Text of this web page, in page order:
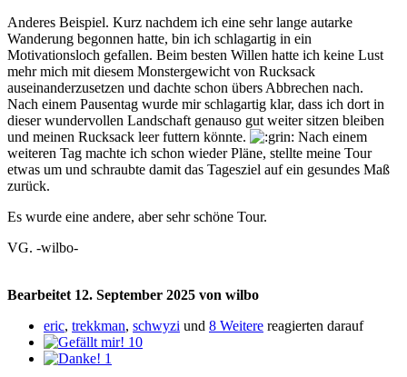
Anderes Beispiel. Kurz nachdem ich eine sehr lange autarke
Wanderung begonnen hatte, bin ich schlagartig in ein
Motivationsloch gefallen. Beim besten Willen hatte ich keine Lust
mehr mich mit diesem Monstergewicht von Rucksack
auseinanderzusetzen und dachte schon übers Abbrechen nach.
Nach einem Pausentag wurde mir schlagartig klar, dass ich dort in
dieser wundervollen Landschaft genauso gut weiter sitzen bleiben
und meinen Rucksack leer futtern könnte.
Nach einem
weiteren Tag machte ich schon wieder Pläne, stellte meine Tour
etwas um und schraubte damit das Tagesziel auf ein gesundes Maß
zurück.
Es wurde eine andere, aber sehr schöne Tour.
VG. -wilbo-
Bearbeitet 12. September 2025 von wilbo
eric, trekkman, schwyzi und 8 Weitere reagierten darauf
10
1